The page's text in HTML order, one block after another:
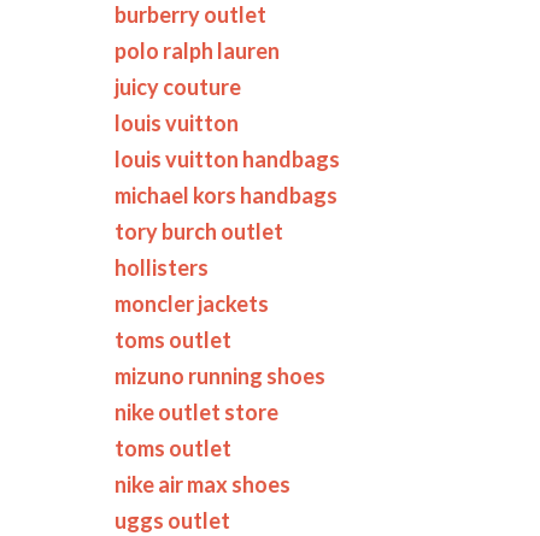
burberry outlet
polo ralph lauren
juicy couture
louis vuitton
louis vuitton handbags
michael kors handbags
tory burch outlet
hollisters
moncler jackets
toms outlet
mizuno running shoes
nike outlet store
toms outlet
nike air max shoes
uggs outlet